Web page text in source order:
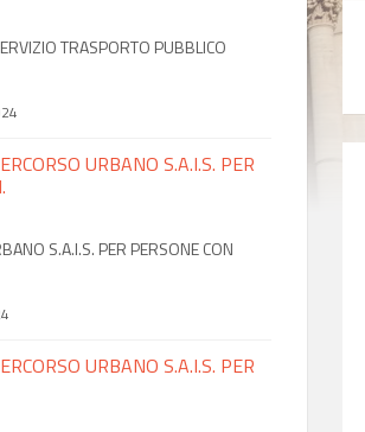
TRASPORTO PUBBLICO
URBANO S.A.I.S. PER
S.A.I.S. PER PERSONE CON
URBANO S.A.I.S. PER